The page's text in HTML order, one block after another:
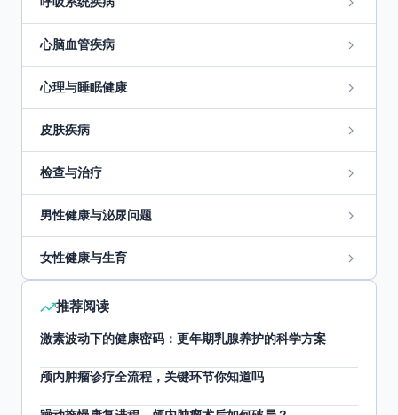
心脑血管疾病
心理与睡眠健康
皮肤疾病
检查与治疗
男性健康与泌尿问题
女性健康与生育
推荐阅读
激素波动下的健康密码：更年期乳腺养护的科学方案
颅内肿瘤诊疗全流程，关键环节你知道吗